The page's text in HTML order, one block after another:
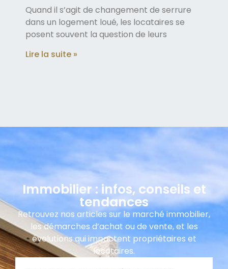
Quand il s’agit de changement de serrure
dans un logement loué, les locataires se
posent souvent la question de leurs
Lire la suite »
Immobilier : infos, conseils et
tendances
Retrouvez nos articles sur le marché immobilier,
les démarches d’achat ou de vente, et les
évolutions qui impactent propriétaires et
locataires.